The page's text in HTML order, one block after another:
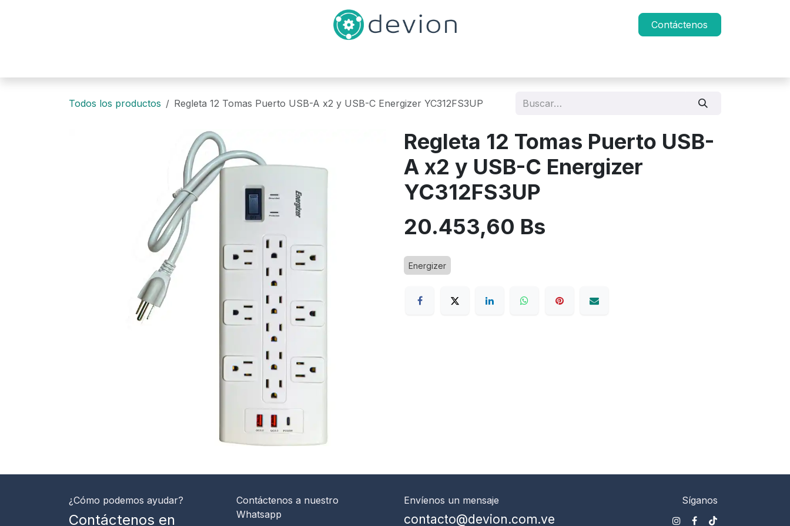
Contáctenos
Todos los productos Regleta 12 Tomas Puerto USB-A x2 y USB-C Energizer YC312FS3UP
Regleta 12 Tomas Puerto USB-
A x2 y USB-C Energizer
YC312FS3UP
20.453,60 Bs
Energizer
¿Cómo podemos ayudar?
Contáctenos en
Contáctenos a nuestro
Whatsapp
Envíenos un mensaje
contacto@devion.com.ve
Síganos